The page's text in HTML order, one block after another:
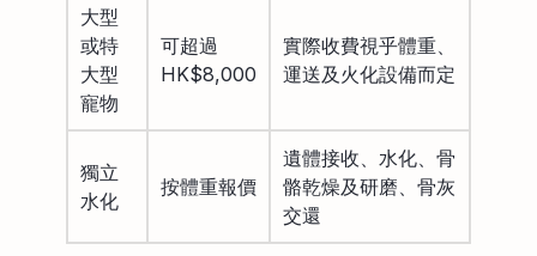
大型
或特
大型
寵物
可超過
HK$8,000
實際收費視乎體重、
運送及火化設備而定
獨立
水化
按體重報價
遺體接收、水化、骨
骼乾燥及研磨、骨灰
交還